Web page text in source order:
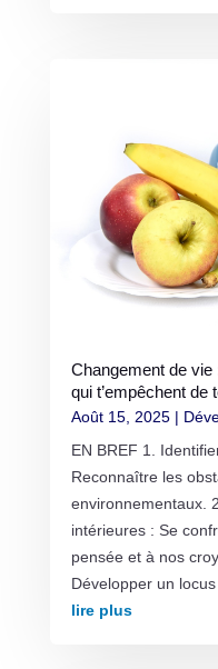
Changement de
qui t’empêchent de
Août 15, 2025|
EN BREF 1.
Reconnaître les
environnementaux.
intérieures : Se
pensée et à nos
Développer un
lire plus